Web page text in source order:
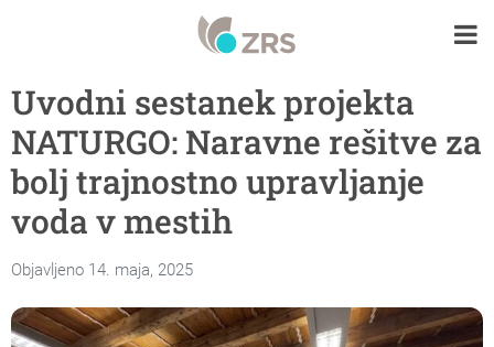
Uvodni sestanek projekta
NATURGO: Naravne rešitve za
bolj trajnostno upravljanje
voda v mestih
Objavljeno 14. maja, 2025